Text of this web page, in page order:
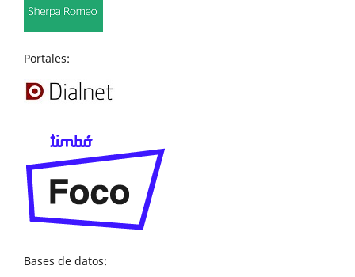
Portales:
Bases de datos: